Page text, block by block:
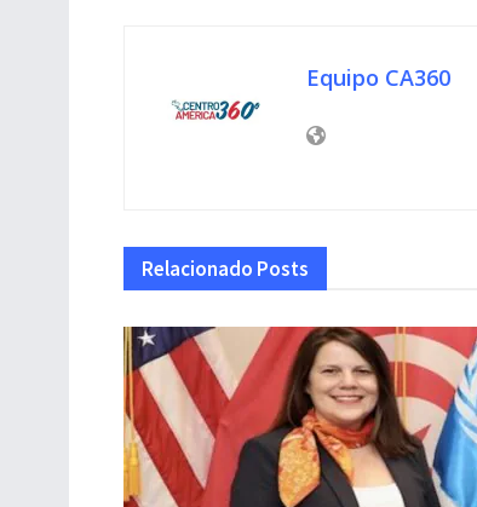
Equipo CA360
Relacionado Posts